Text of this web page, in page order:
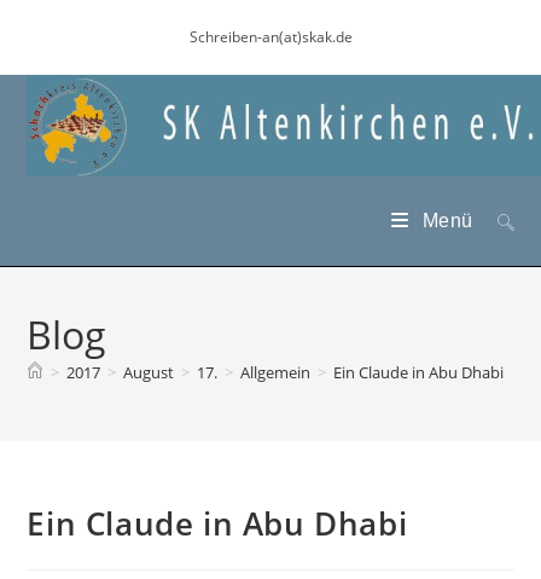
springen
Schreiben-an(at)skak.de
Menü
Blog
> 2017 > August > 17. > Allgemein > Ein Claude in Abu Dhabi
Ein Claude in Abu Dhabi